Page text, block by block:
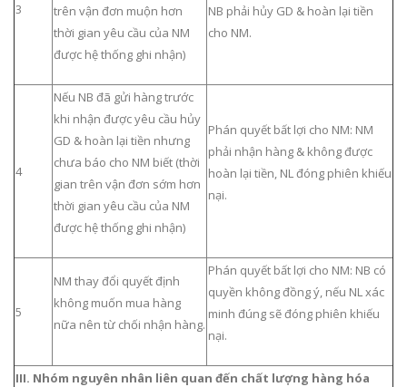
3
trên vận đơn muộn hơn
thời gian yêu cầu của NM
được hệ thống ghi nhận)
NB phải hủy GD & hoàn lại tiền
cho NM.
4
Nếu NB đã gửi hàng trước
khi nhận được yêu cầu hủy
GD & hoàn lại tiền nhưng
chưa báo cho NM biết (thời
gian trên vận đơn sớm hơn
thời gian yêu cầu của NM
được hệ thống ghi nhận)
Phán quyết bất lợi cho NM: NM
phải nhận hàng & không được
hoàn lại tiền, NL đóng phiên khiếu
nại.
5
NM thay đổi quyết định
không muốn mua hàng
nữa nên từ chối nhận hàng.
Phán quyết bất lợi cho NM: NB có
quyền không đồng ý, nếu NL xác
minh đúng sẽ đóng phiên khiếu
nại.
III. Nhóm nguyên nhân liên quan đến chất lượng hàng hóa